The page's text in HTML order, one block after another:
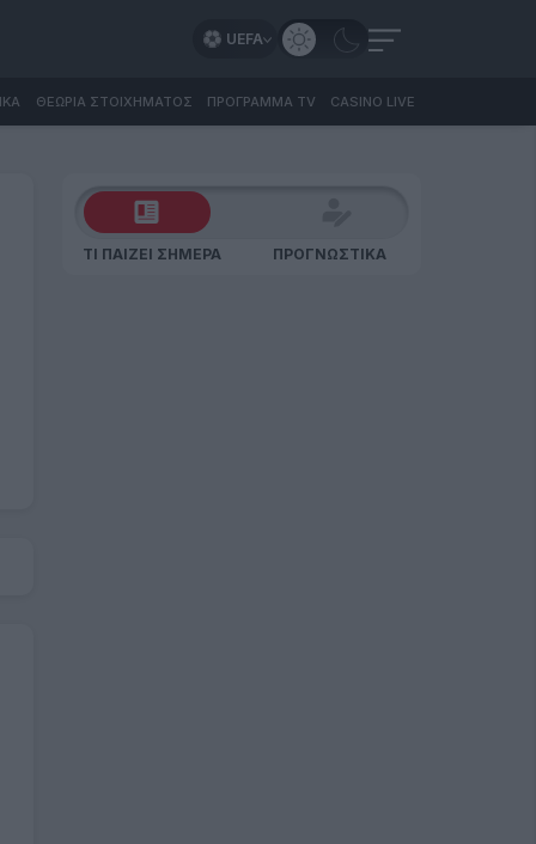
UEFA
ΘΕΩΡΙΑ ΣΤΟΙΧΗΜΑΤΟΣ ΠΡΟΓΡΑΜΜΑ TV CASINO LIVE
ΤΙ ΠΑΙΖΕΙ ΣΗΜΕΡΑ ΠΡΟΓΝΩΣΤΙΚΑ